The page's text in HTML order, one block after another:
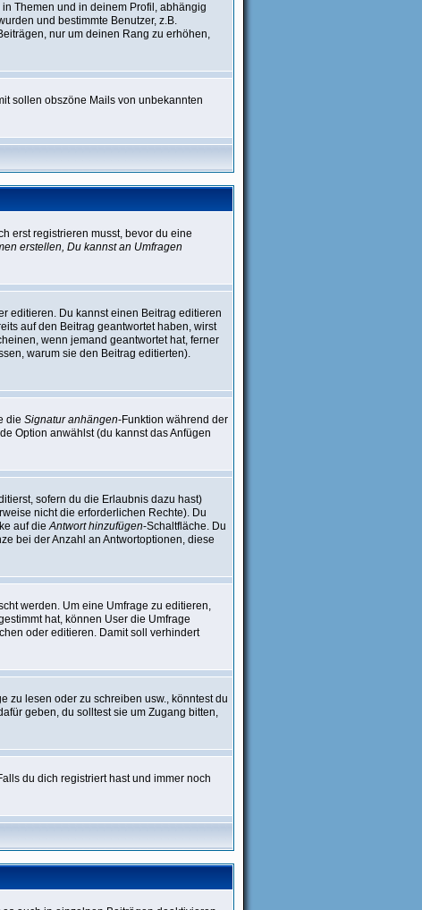
Themen und in deinem Profil, abhängig
und bestimmte Benutzer, z.B.
nur um deinen Rang zu erhöhen,
sollen obszöne Mails von unbekannten
erst registrieren musst, bevor du eine
erstellen, Du kannst an Umfragen
editieren. Du kannst einen Beitrag editieren
auf den Beitrag geantwortet haben, wirst
wenn jemand geantwortet hat, ferner
warum sie den Beitrag editierten).
die Signatur anhängen-Funktion während der
Option anwählst (du kannst das Anfügen
sofern du die Erlaubnis dazu hast)
nicht die erforderlichen Rechte). Du
auf dieAntwort hinzufügen-Schaltfläche. Du
bei der Anzahl an Antwortoptionen, diese
werden. Um eine Umfrage zu editieren,
hat, können User die Umfrage
oder editieren. Damit soll verhindert
zu lesen oder zu schreiben usw., könntest du
geben, du solltest sie um Zugang bitten,
du dich registriert hast und immer noch